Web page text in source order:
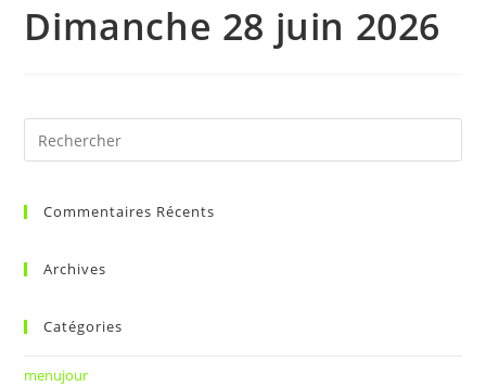
Dimanche 28 juin 2026
Commentaires Récents
Archives
Catégories
menujour